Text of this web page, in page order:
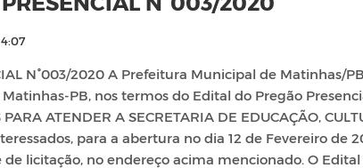
N°003/2020 A Prefeitura Municipal de Matinhas/
PB, nos termos do Edital do Pregão
ATENDER A SECRETARIA DE EDUCAÇÃO,
para a abertura no dia 12 de Fevereiro de
licitação, no endereço acima mencionado. O